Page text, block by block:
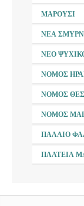
ΜΑΡΟΎΣΙ
ΝΈΑ
ΝΈΟ
ΝΟΜΌΣ
ΝΟΜΌΣ
ΝΟΜΌΣ
ΠΑΛΑΙΌ
ΠΛΑΤΕΊΑ